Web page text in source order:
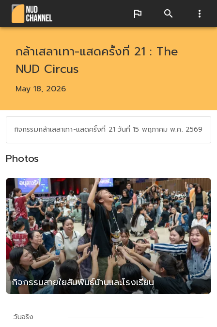
กล้าเสลาเทา-แสดครั้งที่ 21 : The
NUD Circus
May 18, 2026
กิจกรรมกล้าเสลาเทา-แสดครั้งที่ 21 วันที่ 15 พฤภาคม พ.ศ. 2569
Photos
กิจกรรมสายใยสัมพันธ์บ้านและโรงเรียน
วันจริง